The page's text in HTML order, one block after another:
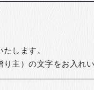
します。
主）の文字をお入れい